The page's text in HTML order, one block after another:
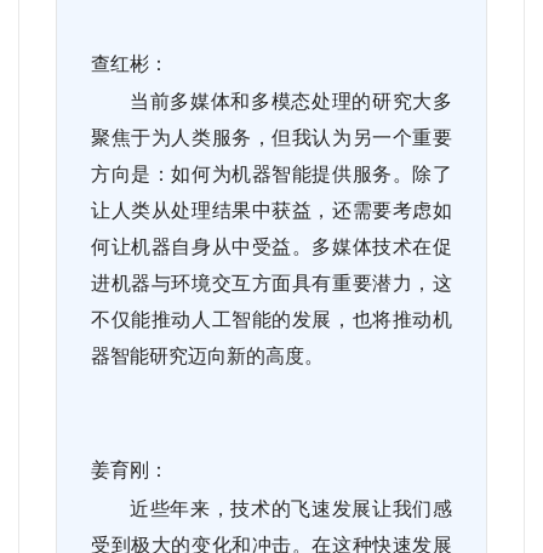
查红彬：
当前多媒体和多模态处理的研究大多
聚焦于为人类服务，但我认为另一个重要
方向是：如何为机器智能提供服务。除了
让人类从处理结果中获益，还需要考虑如
何让机器自身从中受益。多媒体技术在促
进机器与环境交互方面具有重要潜力，这
不仅能推动人工智能的发展，也将推动机
器智能研究迈向新的高度。
姜育刚：
近些年来，技术的飞速发展让我们感
受到极大的变化和冲击。在这种快速发展